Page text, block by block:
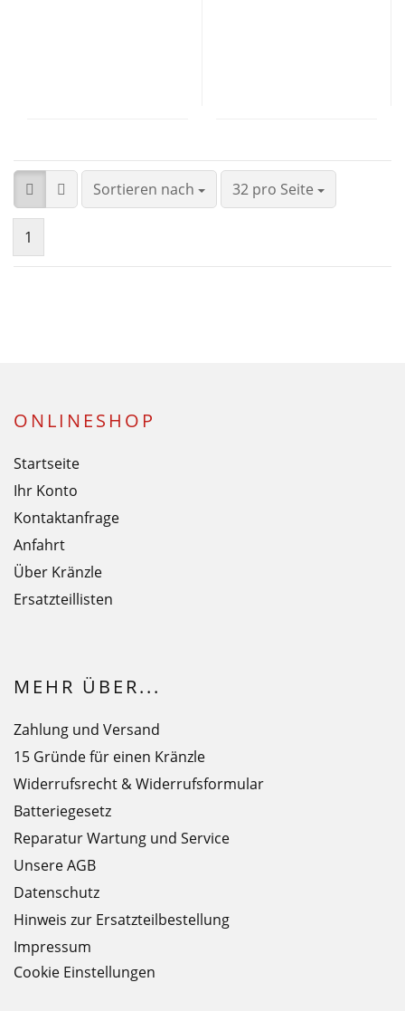
Sortieren nach 32 pro Seite
1
ONLINESHOP
Startseite
Ihr Konto
Kontaktanfrage
Anfahrt
Über Kränzle
Ersatzteillisten
MEHR ÜBER...
Zahlung und Versand
15 Gründe für einen Kränzle
Widerrufsrecht & Widerrufsformular
Batteriegesetz
Reparatur Wartung und Service
Unsere AGB
Datenschutz
Hinweis zur Ersatzteilbestellung
Impressum
Cookie Einstellungen